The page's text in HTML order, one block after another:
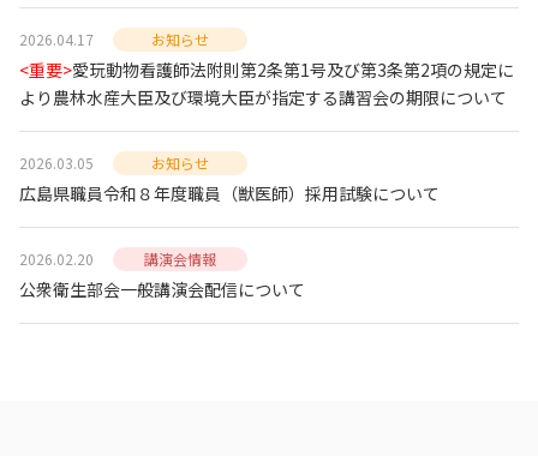
2026.04.17 お知らせ
<重要>愛玩動物看護師法附則第2条第1号及び第3条第2項の規定に
より農林水産大臣及び環境大臣が指定する講習会の期限について
2026.03.05 お知らせ
広島県職員令和８年度職員（獣医師）採用試験について
2026.02.20 講演会情報
公衆衛生部会一般講演会配信について